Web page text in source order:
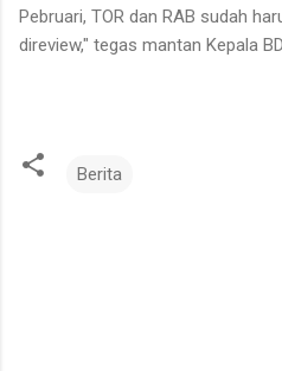
Pebruari, TOR dan RAB sudah
direview," tegas mantan Kepala
Berita